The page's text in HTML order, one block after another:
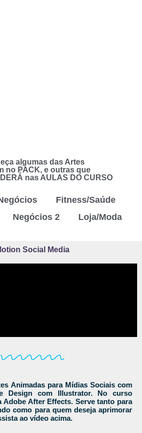
algumas das Artes
no PACK, e outras que
nas AULAS DO CURSO
Fitness/Saúde
Negócios 2 Loja/Moda
Social Media
Animadas para Mídias Sociais com
Design com Illustrator. No curso
Adobe After Effects. Serve tanto para
como para quem deseja aprimorar
ao vídeo acima.